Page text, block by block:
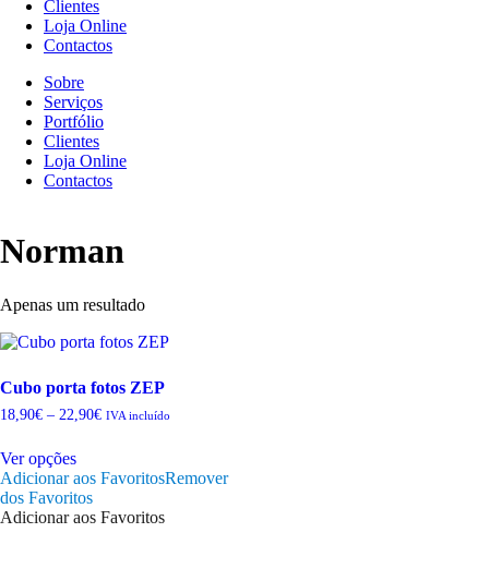
Clientes
Loja Online
Contactos
Sobre
Serviços
Portfólio
Clientes
Loja Online
Contactos
Norman
Apenas um resultado
Cubo porta fotos ZEP
18,90€ – 22,90€Price
22,90€
IVA incluído
Ver opçõesproduct
has
multiple
variants.
Adicionar aos FavoritosRemover
dos Favoritos
Adicionar aos Favoritos